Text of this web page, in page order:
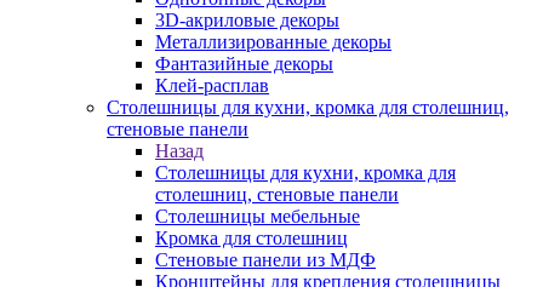
3D-акриловые декоры
Металлизированные декоры
Фантазийные декоры
Клей-расплав
Столешницы для кухни, кромка для столешниц,
стеновые панели
Назад
Столешницы для кухни, кромка для
столешниц, стеновые панели
Столешницы мебельные
Кромка для столешниц
Стеновые панели из МДФ
Кронштейны для крепления столешницы